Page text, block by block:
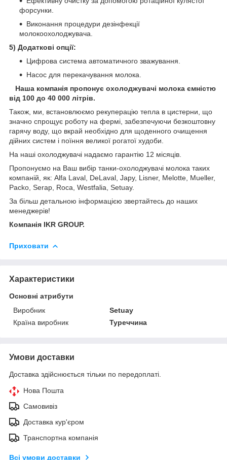
форсунки.
Виконання процедури дезінфекції
молокоохолоджувача.
5) Додаткові опції:
Цифрова система автоматичного зважування.
Насос для перекачування молока.
Наша компанія пропонує охолоджувачі молока ємністю
від 100 до 40 000 літрів.
Також, ми, встановлюємо рекуперацію тепла в цистерни, що
значно спрощує роботу на фермі, забезпечуючи безкоштовну
гарячу воду, що вкрай необхідно для щоденного очищення
дійних систем і поїння великої рогатої худоби.
На наші охолоджувачі надаємо гарантію 12 місяців.
Пропонуємо на Ваш вибір танки-охолоджувачі молока таких
компаній, як: Alfa Laval, DeLaval, Japy, Lisner, Melotte, Mueller,
Packo, Serap, Roca, Westfalia, Setuay.
За більш детальною інформацією звертайтесь до наших
менеджерів!
Компанія IKR GROUP.
Приховати
Характеристики
Основні атрибути
Виробник
Setuay
Країна виробник
Туреччина
Умови доставки
Доставка здійснюється тільки по передоплаті.
Нова Пошта
Самовивіз
Доставка кур'єром
Транспортна компанія
Всі умови доставки